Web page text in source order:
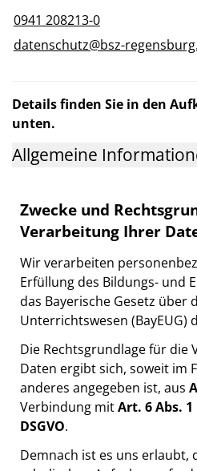
0941 208213-0
datenschutz@bsz-
Details finden Sie in den
unten.
Allgemeine
Zwecke und
Verarbeitung Ihrer
Wir verarbeiten
Erfüllung des Bildungs- und
das Bayerische Gesetz über
Unterrichtswesen (BayEUG)
Die Rechtsgrundlage für die
Daten ergibt sich, soweit im
anderes angegeben ist, aus
Verbindung mitArt. 6 Abs.
DSGVO.
Demnach ist es uns erlaubt,